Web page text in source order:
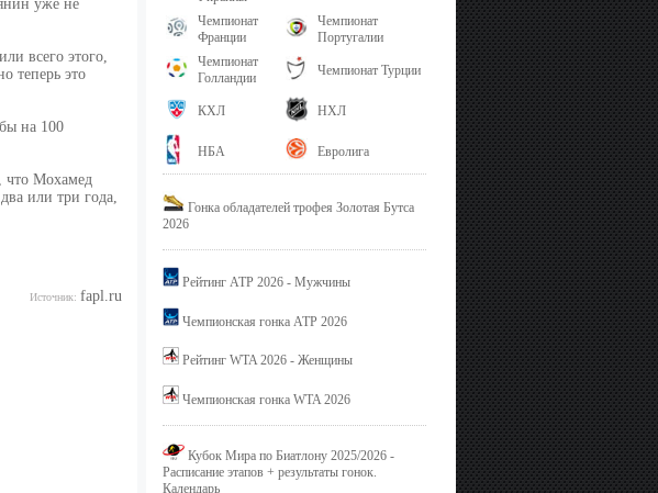
уже не
всего этого,
теперь это
на 100
что Мохамед
или три года,
Источник: fapl.ru
Чемпионат
Франции
Чемпионат
Португалии
Чемпионат
Голландии
Чемпионат Турции
КХЛ НХЛ
НБА Евролига
Гонка обладателей трофея Золотая Бутса
2026
Рейтинг ATP 2026 - Мужчины
Чемпионская гонка ATP 2026
Рейтинг WTA 2026 - Женщины
Чемпионская гонка WTA 2026
Кубок Мира по Биатлону 2025/2026 -
Расписание этапов + результаты гонок.
Календарь